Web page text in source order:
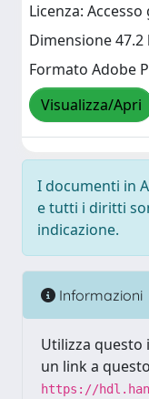
Licenza:
Dimensione 47.2
Formato Adobe
Visualizza/Apri
I documenti in
e tutti i diritti
indicazione.
Informazioni
Utilizza
un link a
https://